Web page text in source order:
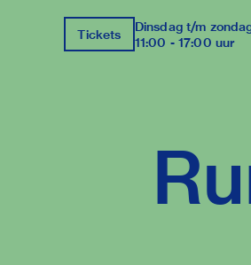
Tickets
Dinsdag t/m
11:00 - 17:00 uur